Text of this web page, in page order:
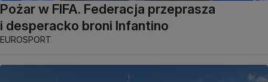
Pożar w FIFA. Federacja przeprasza
i desperacko broni Infantino
EUROSPORT